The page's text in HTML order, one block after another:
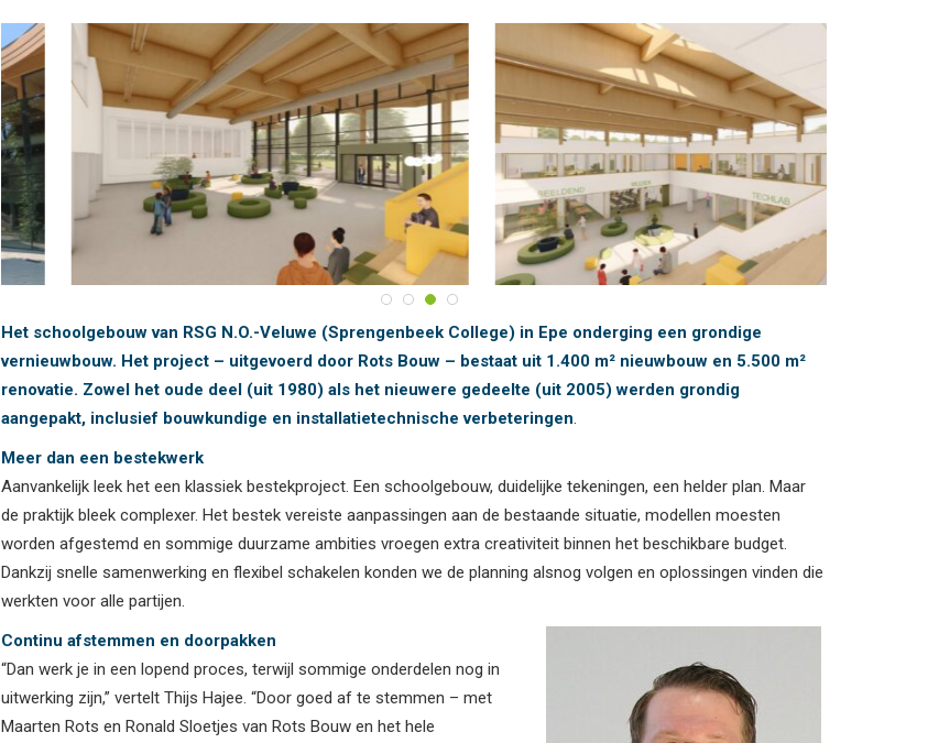
Het schoolgebouw van RSG N.O.-Veluwe (Sprengenbeek College) in Epe onderging een grondige
vernieuwbouw. Het project – uitgevoerd door Rots Bouw – bestaat uit 1.400 m² nieuwbouw en 5.500 m²
renovatie. Zowel het oude deel (uit 1980) als het nieuwere gedeelte (uit 2005) werden grondig
aangepakt, inclusief bouwkundige en installatietechnische verbeteringen.
Meer dan een bestekwerk
Aanvankelijk leek het een klassiek bestekproject. Een schoolgebouw, duidelijke tekeningen, een helder plan. Maar
de praktijk bleek complexer. Het bestek vereiste aanpassingen aan de bestaande situatie, modellen moesten
worden afgestemd en sommige duurzame ambities vroegen extra creativiteit binnen het beschikbare budget.
Dankzij snelle samenwerking en flexibel schakelen konden we de planning alsnog volgen en oplossingen vinden die
werkten voor alle partijen.
Continu afstemmen en doorpakken
“Dan werk je in een lopend proces, terwijl sommige onderdelen nog in
uitwerking zijn,” vertelt Thijs Hajee. “Door goed af te stemmen – met
Maarten Rots en Ronald Sloetjes van Rots Bouw en het hele